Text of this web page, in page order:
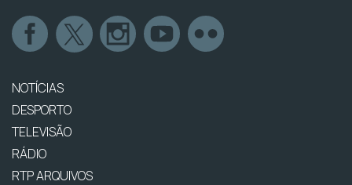
NOTÍCIAS
DESPORTO
TELEVISÃO
RÁDIO
RTP ARQUIVOS